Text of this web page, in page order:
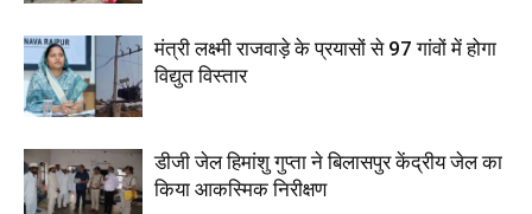
मंत्री लक्ष्मी राजवाड़े के प्रयासों से 97 गांवों में होगा
विद्युत विस्तार
डीजी जेल हिमांशु गुप्ता ने बिलासपुर केंद्रीय जेल का
किया आकस्मिक निरीक्षण